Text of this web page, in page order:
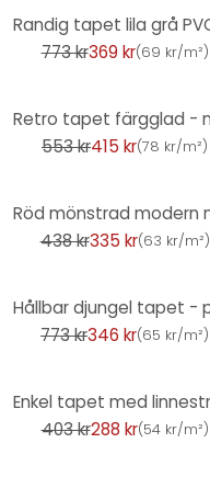
773 kr369 kr(69 kr/m²)
553 kr415 kr(78 kr/m²)
438 kr335 kr(63 kr/m²)
773 kr346 kr(65 kr/m²)
403 kr288 kr(54 kr/m²)